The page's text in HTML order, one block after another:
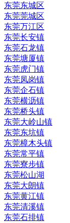
东莞东城区
东莞莞城区
东莞万江区
东莞长安镇
东莞石龙镇
东莞塘厦镇
东莞虎门镇
东莞凤岗镇
东莞企石镇
东莞横沥镇
东莞桥头镇
东莞大岭山镇
东莞东坑镇
东莞樟木头镇
东莞常平镇
东莞寮步镇
东莞松山湖
东莞大朗镇
东莞黄江镇
东莞清溪镇
东莞石排镇